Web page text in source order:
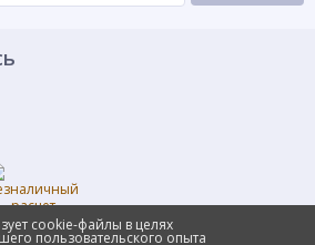
cookie-файлы в целях
пользовательского опыта